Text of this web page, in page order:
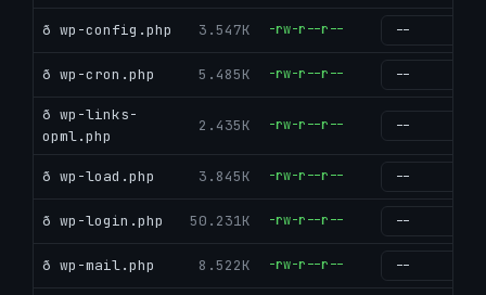
ð wp-config.php 3.547K -rw-r--r--
ð wp-cron.php 5.485K -rw-r--r--
ð wp-links-
opml.php
2.435K -rw-r--r--
ð wp-load.php 3.845K -rw-r--r--
ð wp-login.php 50.231K -rw-r--r--
ð wp-mail.php 8.522K -rw-r--r--